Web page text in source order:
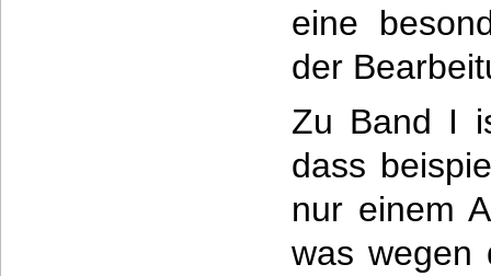
eine
der
Zu Band I
dass
nur einem
was wegen